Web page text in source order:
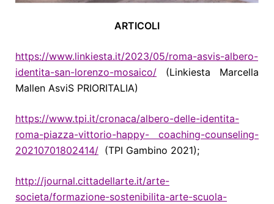
ARTICOLI
https://www.linkiesta.it/2023/05/roma-asvis-albero-
identita-san-lorenzo-mosaico/ (Linkiesta Marcella
Mallen AsviS PRIORITALIA)
https://www.tpi.it/cronaca/albero-delle-identita-
roma-piazza-vittorio-happy- coaching-counseling-
20210701802414/ (TPI Gambino 2021);
http://journal.cittadellarte.it/arte-
societa/formazione-sostenibilita-arte-scuola-